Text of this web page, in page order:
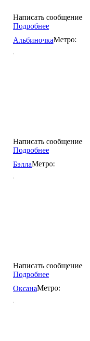
Написать сообщение
Подробнее
АльбиночкаМетро:
Написать сообщение
Подробнее
БэллаМетро:
Написать сообщение
Подробнее
ОксанаМетро: